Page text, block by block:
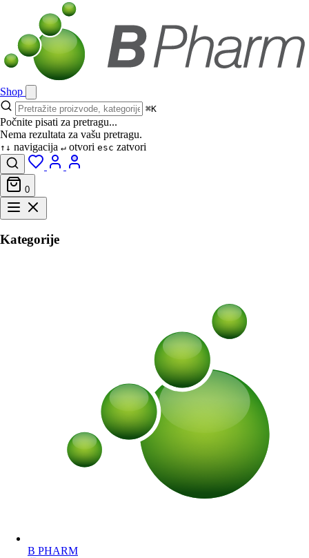
Shop
⌘K
Počnite pisati za pretragu...
Nema rezultata za vašu pretragu.
↑↓ navigacija ↵ otvori esc zatvori
0
Kategorije
B PHARM